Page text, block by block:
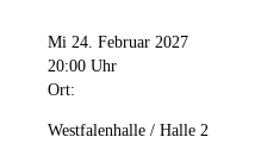
Mi 24. Februar 2027
20:00 Uhr
Ort:
Westfalenhalle / Halle 2